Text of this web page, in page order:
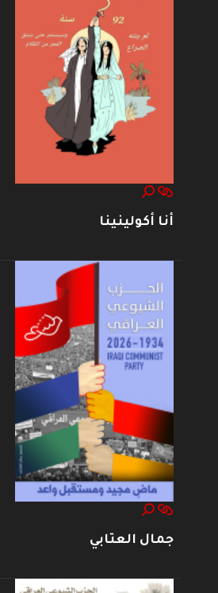
أنا أكولينينا
جمال العتابي